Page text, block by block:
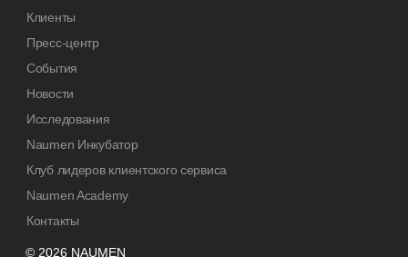
© 2026 NAUMEN
Клиенты
Пресс-центр
События
Новости
Исследования
Naumen Инкубатор
Клуб лидеров клиентского сервиса
Naumen Academy
Контакты